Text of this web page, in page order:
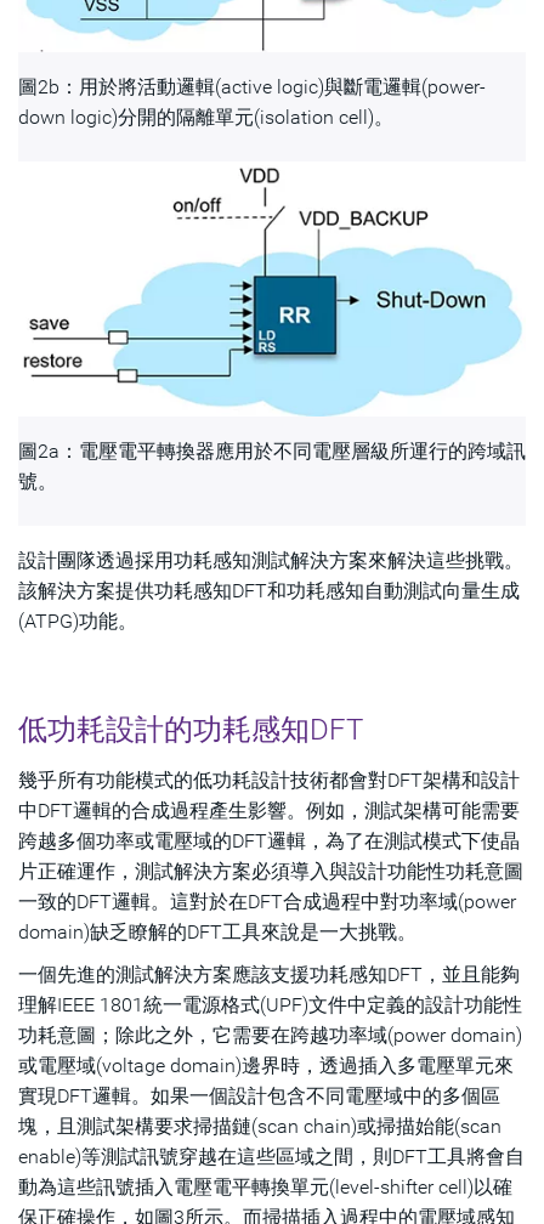
圖2b：用於將活動邏輯(active logic)與斷電邏輯(power-
down logic)分開的隔離單元(isolation cell)。
圖2a：電壓電平轉換器應用於不同電壓層級所運行的跨域訊
號。
設計團隊透過採用功耗感知測試解決方案來解決這些挑戰。
該解決方案提供功耗感知DFT和功耗感知自動測試向量生成
(ATPG)功能。
低功耗設計的功耗感知DFT
幾乎所有功能模式的低功耗設計技術都會對DFT架構和設計
中DFT邏輯的合成過程產生影響。例如，測試架構可能需要
跨越多個功率或電壓域的DFT邏輯，為了在測試模式下使晶
片正確運作，測試解決方案必須導入與設計功能性功耗意圖
一致的DFT邏輯。這對於在DFT合成過程中對功率域(power
domain)缺乏瞭解的DFT工具來說是一大挑戰。
一個先進的測試解決方案應該支援功耗感知DFT，並且能夠
理解IEEE 1801統一電源格式(UPF)文件中定義的設計功能性
功耗意圖；除此之外，它需要在跨越功率域(power domain)
或電壓域(voltage domain)邊界時，透過插入多電壓單元來
實現DFT邏輯。如果一個設計包含不同電壓域中的多個區
塊，且測試架構要求掃描鏈(scan chain)或掃描始能(scan
enable)等測試訊號穿越在這些區域之間，則DFT工具將會自
動為這些訊號插入電壓電平轉換單元(level-shifter cell)以確
保正確操作，如圖3所示。而掃描插入過程中的電壓域感知